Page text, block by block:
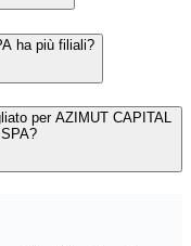
ha più filiali?
per AZIMUT CAPITAL